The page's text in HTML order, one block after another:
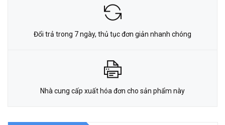
Đổi trả trong 7 ngày, thủ tục đơn giản nhanh chóng
Nhà cung cấp xuất hóa đơn cho sản phẩm này